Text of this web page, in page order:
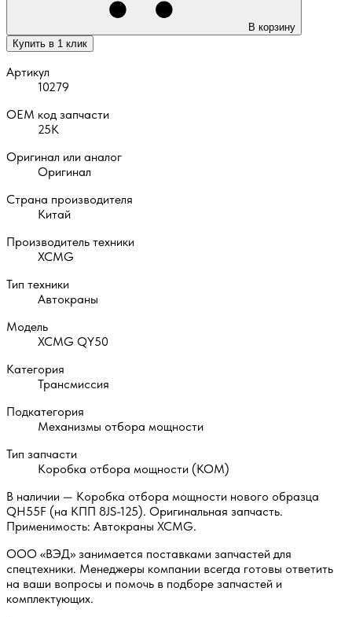
В корзину
Купить в 1 клик
Артикул
10279
OEM код запчасти
25К
Оригинал или аналог
Оригинал
Страна производителя
Китай
Производитель техники
XCMG
Тип техники
Автокраны
Модель
XCMG QY50
Категория
Трансмиссия
Подкатегория
Механизмы отбора мощности
Тип запчасти
Коробка отбора мощности (КОМ)
В наличии — Коробка отбора мощности нового образца
QH55F (на КПП 8JS-125). Оригинальная запчасть.
Применимость: Автокраны XCMG.
ООО «ВЭД» занимается поставками запчастей для
спецтехники. Менеджеры компании всегда готовы ответить
на ваши вопросы и помочь в подборе запчастей и
комплектующих.